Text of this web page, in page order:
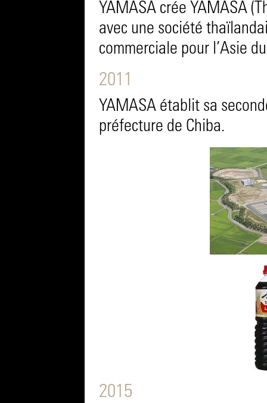
YAMASA crée YAMASA
avec une société
commerciale pour l’Asie
2011
YAMASA établit sa
préfecture de Chiba.
2015